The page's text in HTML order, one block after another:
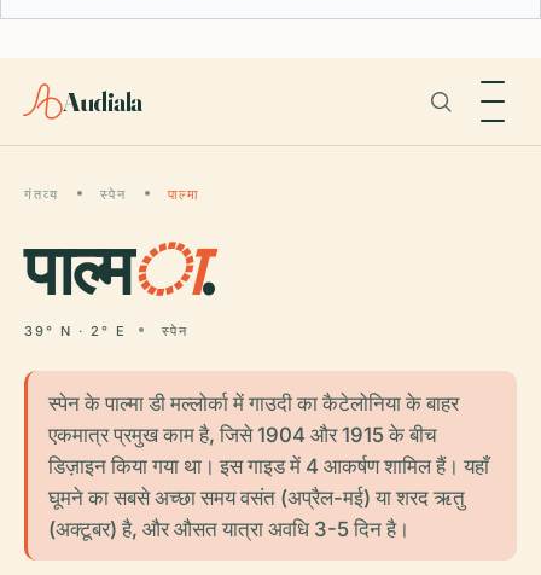
Audiala
गंतव्य स्पेन पाल्मा
पाल्मा.
39° N · 2° E स्पेन
स्पेन के पाल्मा डी मल्लोर्का में गाउदी का कैटेलोनिया के बाहर
एकमात्र प्रमुख काम है, जिसे 1904 और 1915 के बीच
डिज़ाइन किया गया था। इस गाइड में 4 आकर्षण शामिल हैं। यहाँ
घूमने का सबसे अच्छा समय वसंत (अप्रैल-मई) या शरद ऋतु
(अक्टूबर) है, और औसत यात्रा अवधि 3-5 दिन है।